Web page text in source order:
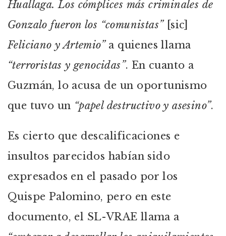
Huallaga. Los cómplices más criminales de
Gonzalo fueron los “comunistas” [sic]
Feliciano y Artemio”a quienes llama
“terroristas y genocidas”. En cuanto a
Guzmán, lo acusa de un oportunismo
que tuvo un “papel destructivo y asesino”.
Es cierto que descalificaciones e
insultos parecidos habían sido
expresados en el pasado por los
Quispe Palomino, pero en este
documento, el SL-VRAE llama a